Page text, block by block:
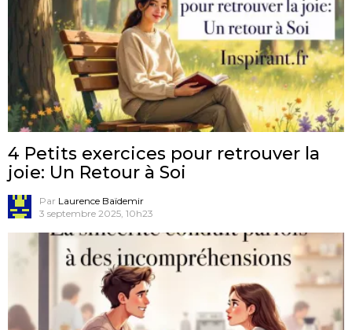
4 Petits exercices pour retrouver la
joie: Un Retour à Soi
Par Laurence Baïdemir
3 septembre 2025, 10h23